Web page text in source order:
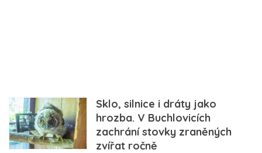
Sklo, silnice i dráty jako
hrozba. V Buchlovicích
zachrání stovky zraněných
zvířat ročně